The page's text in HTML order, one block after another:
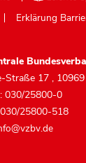
Erklärung
Straße 17 ,
030/25800-0
25800-518